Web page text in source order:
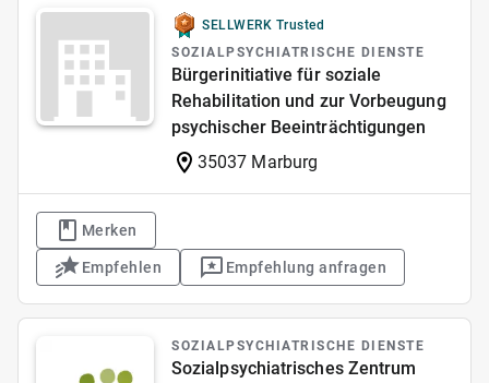
SELLWERK Trusted
SOZIALPSYCHIATRISCHE DIENSTE
Bürgerinitiative für soziale
Rehabilitation und zur Vorbeugung
psychischer Beeinträchtigungen
35037 Marburg
Merken
Empfehlen Empfehlung anfragen
SOZIALPSYCHIATRISCHE DIENSTE
Sozialpsychiatrisches Zentrum